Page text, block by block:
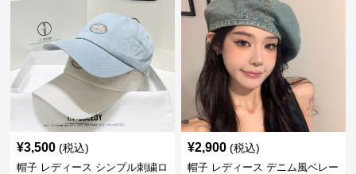
¥3,500 (税込)
帽子 レディース シンプル刺繍ロ
¥2,900 (税込)
帽子 レディース デニム風ベレー